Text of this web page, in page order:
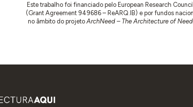
Este trabalho foi financiado pelo European Research
(Grant Agreement 949686 – ReARQ.IB) e por fundos
no âmbito do projetoArchNeed – The Architecture of